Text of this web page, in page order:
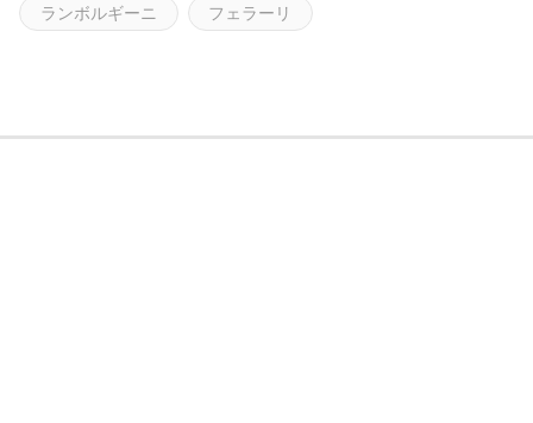
ランボルギーニ フェラーリ